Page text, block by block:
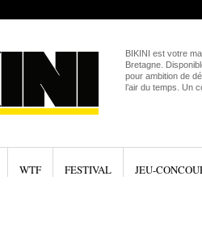
BIKINI est votre
Bretagne.
pour ambition de
l’air du temps. Un
WTF FESTIVAL JEU-